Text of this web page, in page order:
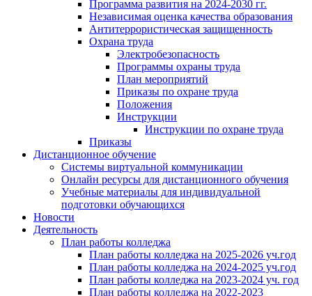
Программа развития на 2024-2030 гг.
Независимая оценка качества образования
Антитеррористическая защищенность
Охрана труда
Электробезопасность
Программы охраны труда
План мероприятий
Приказы по охране труда
Положения
Инструкции
Инструкции по охране труда
Приказы
Дистанционное обучение
Системы виртуальной коммуникации
Онлайн ресурсы для дистанционного обучения
Учебные материалы для индивидуальной
подготовки обучающихся
Новости
Деятельность
План работы колледжа
План работы колледжа на 2025-2026 уч.год
План работы колледжа на 2024-2025 уч.год
План работы колледжа на 2023-2024 уч. год
План работы колледжа на 2022-2023